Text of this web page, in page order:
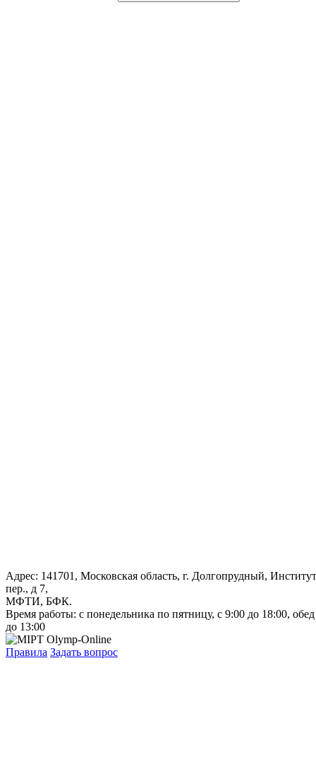
Адрес: 141701, Московская область, г. Долгопрудный,
пер., д 7,
МФТИ, БФК.
Время работы: с понедельника по пятницу, с 9:00 до 18:00,
до 13:00
Правила Задать вопрос